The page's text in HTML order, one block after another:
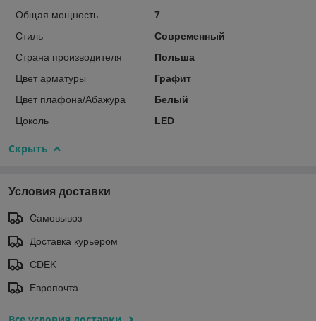
Общая мощность
7
Стиль
Современный
Страна производителя
Польша
Цвет арматуры
Графит
Цвет плафона/Абажура
Белый
Цоколь
LED
Скрыть
Условия доставки
Самовывоз
Доставка курьером
CDEK
Европочта